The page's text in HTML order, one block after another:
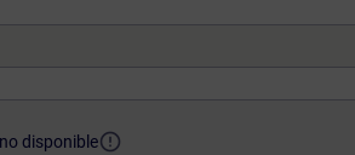
disponibleerror_outline